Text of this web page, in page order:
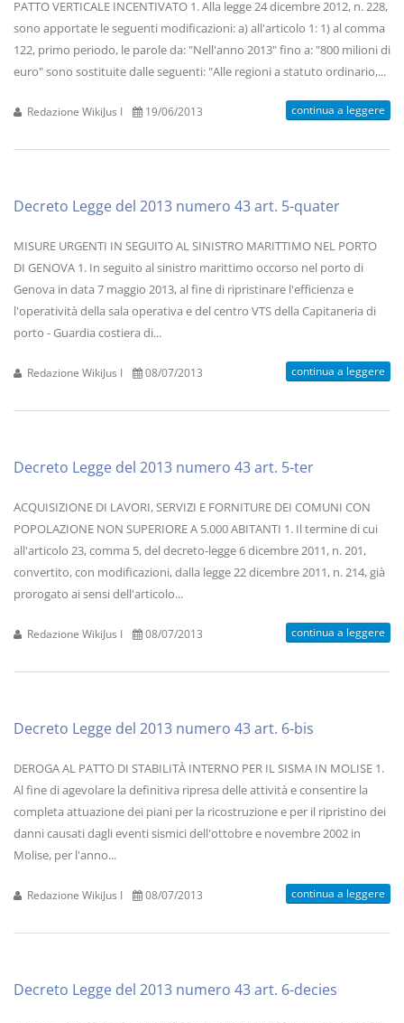
PATTO VERTICALE INCENTIVATO 1. Alla legge 24 dicembre 2012, n. 228,
sono apportate le seguenti modificazioni: a) all'articolo 1: 1) al comma
122, primo periodo, le parole da: "Nell'anno 2013" fino a: "800 milioni di
euro" sono sostituite dalle seguenti: "Alle regioni a statuto ordinario,...
Redazione WikiJus I 19/06/2013 continua a leggere
Decreto Legge del 2013 numero 43 art. 5-quater
MISURE URGENTI IN SEGUITO AL SINISTRO MARITTIMO NEL PORTO
DI GENOVA 1. In seguito al sinistro marittimo occorso nel porto di
Genova in data 7 maggio 2013, al fine di ripristinare l'efficienza e
l'operatività della sala operativa e del centro VTS della Capitaneria di
porto - Guardia costiera di...
Redazione WikiJus I 08/07/2013 continua a leggere
Decreto Legge del 2013 numero 43 art. 5-ter
ACQUISIZIONE DI LAVORI, SERVIZI E FORNITURE DEI COMUNI CON
POPOLAZIONE NON SUPERIORE A 5.000 ABITANTI 1. Il termine di cui
all'articolo 23, comma 5, del decreto-legge 6 dicembre 2011, n. 201,
convertito, con modificazioni, dalla legge 22 dicembre 2011, n. 214, già
prorogato ai sensi dell'articolo...
Redazione WikiJus I 08/07/2013 continua a leggere
Decreto Legge del 2013 numero 43 art. 6-bis
DEROGA AL PATTO DI STABILITÀ INTERNO PER IL SISMA IN MOLISE 1.
Al fine di agevolare la definitiva ripresa delle attività e consentire la
completa attuazione dei piani per la ricostruzione e per il ripristino dei
danni causati dagli eventi sismici dell'ottobre e novembre 2002 in
Molise, per l'anno...
Redazione WikiJus I 08/07/2013 continua a leggere
Decreto Legge del 2013 numero 43 art. 6-decies